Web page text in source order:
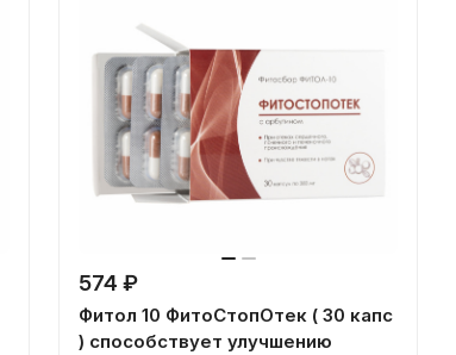
574 ₽
Фитол 10 ФитоСтопОтек ( 30 капс
) способствует улучшению